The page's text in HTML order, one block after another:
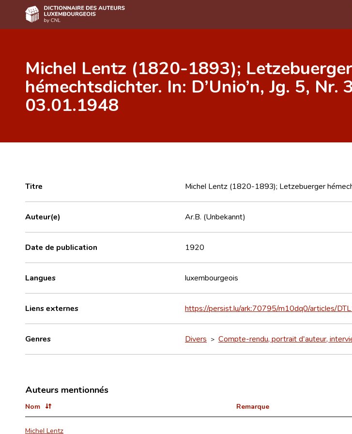
Auteur(e)s A-Z
Recherche avancée
Foire aux questions
Équipe scientifique
Michel Lentz (1820-1893); Letzebuerger
hémechtsdichter. In: D’Unio’n, Jg. 5, Nr.
03.01.1948
Titre Michel Lentz (1820-1893); Letzebuerger
Auteur(e) Ar.B. (Unbekannt)
Date de publication 1920
Langues luxembourgeois
Liens externes https://persist.lu/ark:70795/m10dq0/articles/
Genres Divers > Compte-rendu, portrait d'auteur,
Auteurs mentionnés
Nom Remarque
Michel Lentz